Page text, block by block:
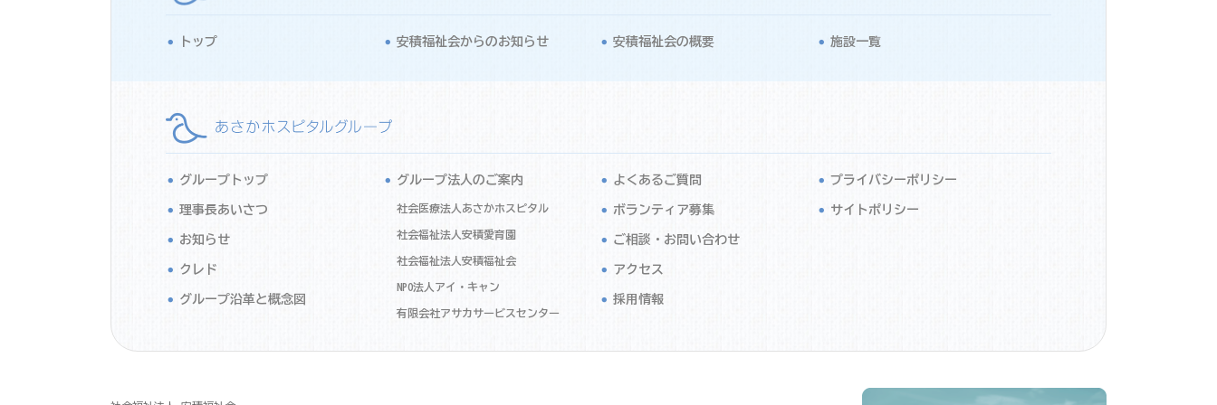
トップ 安積福祉会からのお知らせ 安積福祉会の概要 施設一覧
グループトップ
理事長あいさつ
お知らせ
クレド
グループ沿革と概念図
グループ法人のご案内
社会医療法人あさかホスピタル
社会福祉法人安積愛育園
社会福祉法人安積福祉会
NPO法人アイ・キャン
有限会社アサカサービスセンター
よくあるご質問
ボランティア募集
ご相談・お問い合わせ
アクセス
採用情報
プライバシーポリシー
サイトポリシー